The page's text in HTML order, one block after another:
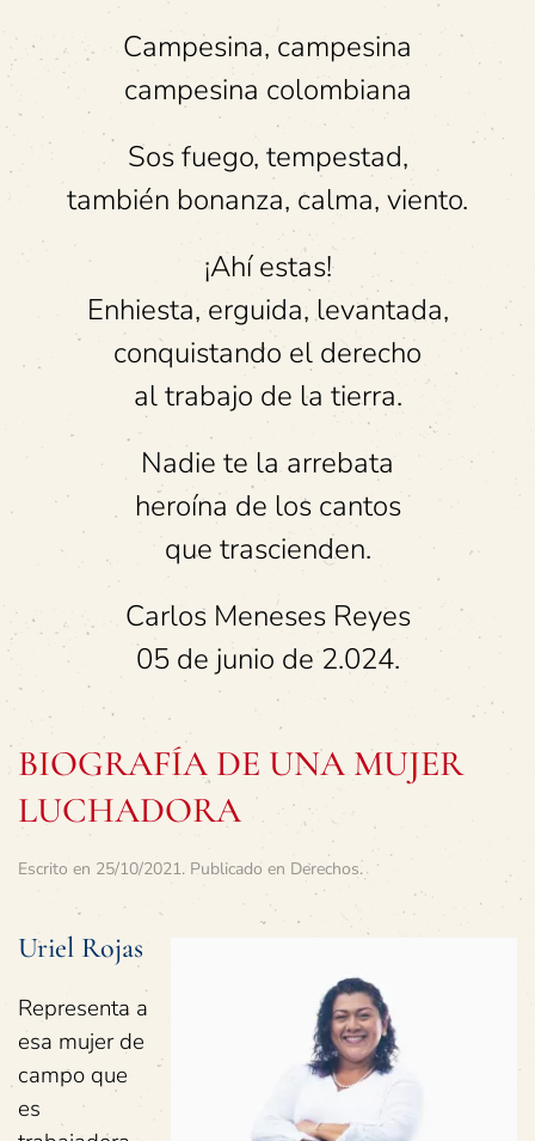
Campesina, campesina
campesina colombiana
Sos fuego, tempestad,
también bonanza, calma, viento.
¡Ahí estas!
Enhiesta, erguida, levantada,
conquistando el derecho
al trabajo de la tierra.
Nadie te la arrebata
heroína de los cantos
que trascienden.
Carlos Meneses Reyes
05 de junio de 2.024.
BIOGRAFÍA DE UNA MUJER
LUCHADORA
Escrito en 25/10/2021. Publicado en Derechos.
Uriel Rojas
Representa a
esa mujer de
campo que
es